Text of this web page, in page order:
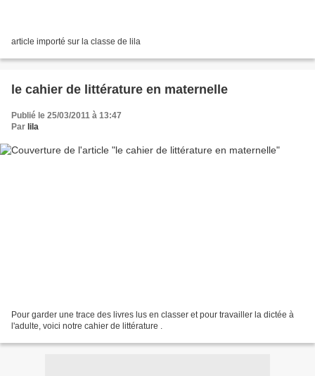
article importé sur la classe de lila
le cahier de littérature en maternelle
Publié le 25/03/2011 à 13:47
Par lila
Pour garder une trace des livres lus en classer et pour travailler la dictée à
l'adulte, voici notre cahier de littérature .